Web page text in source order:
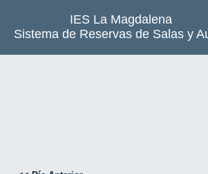
IES La Magdalena
Sistema de Reservas de Salas y